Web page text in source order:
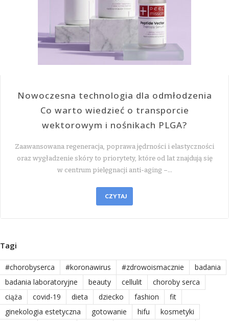
Nowoczesna technologia dla odmłodzenia
Co warto wiedzieć o transporcie
wektorowym i nośnikach PLGA?
Zaawansowana regeneracja, poprawa jędrności i elastyczności
oraz wygładzenie skóry to priorytety, które od lat znajdują się
w centrum pielęgnacji anti-aging –…
CZYTAJ
Tagi
#chorobyserca #koronawirus #zdrowoismacznie
badania
badania laboratoryjne
beauty cellulit
choroby serca
ciąża
covid-19 dieta dziecko fashion
fit
ginekologia estetyczna
gotowanie hifu
kosmetyki